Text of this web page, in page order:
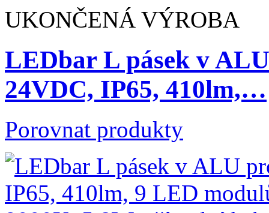
UKONČENÁ VÝROBA
LEDbar L pásek v
24VDC, IP65, 410lm,…
Porovnat produkty